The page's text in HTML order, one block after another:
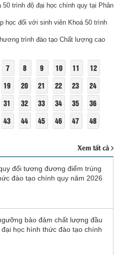
trình độ đại học chính quy tại Phân
học đối với sinh viên Khoá 50 trình
trình đào tạo Chất lượng cao
7 8 9 10 11
12
19 20 21 22 23
24
31 32 33 34 35
36
43 44 45 46 47 48
Xem tất cả
đổi tương đương điểm trúng
đào tạo chính quy năm 2026
bảo đảm chất lượng đầu
học hình thức đào tạo chính